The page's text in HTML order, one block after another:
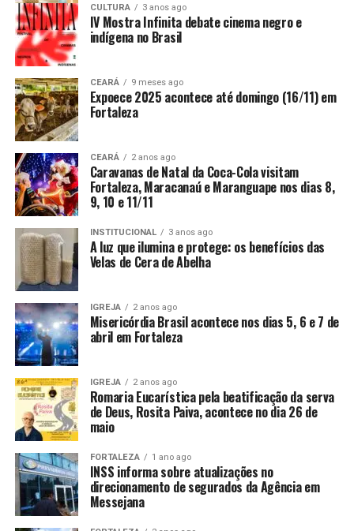
CULTURA 3 anos ago
IV Mostra Infinita debate cinema negro e
indígena no Brasil
CEARÁ 9 meses ago
Expoece 2025 acontece até domingo (16/11) em
Fortaleza
CEARÁ 2 anos ago
Caravanas de Natal da Coca-Cola visitam
Fortaleza, Maracanaú e Maranguape nos dias 8,
9, 10 e 11/11
INSTITUCIONAL 3 anos ago
A luz que ilumina e protege: os benefícios das
Velas de Cera de Abelha
IGREJA 2 anos ago
Misericórdia Brasil acontece nos dias 5, 6 e 7 de
abril em Fortaleza
IGREJA 2 anos ago
Romaria Eucarística pela beatificação da serva
de Deus, Rosita Paiva, acontece no dia 26 de
maio
FORTALEZA 1 ano ago
INSS informa sobre atualizações no
direcionamento de segurados da Agência em
Messejana